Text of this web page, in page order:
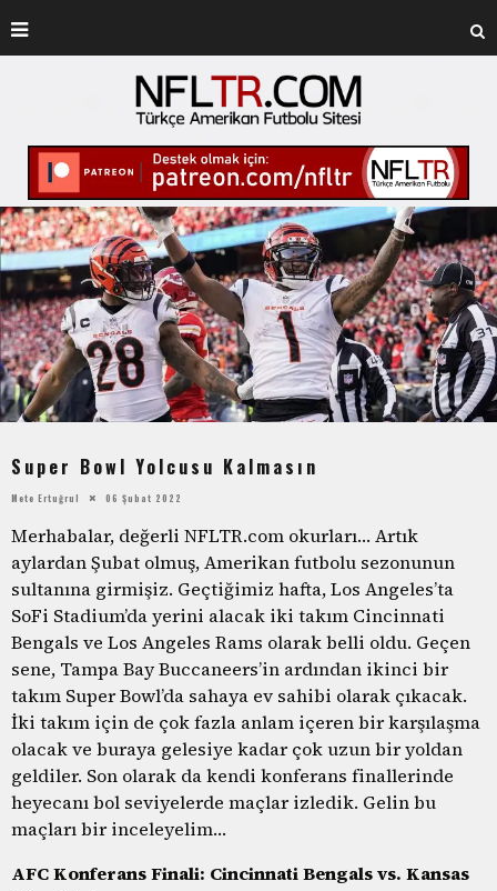
Super Bowl Yolcusu Kalmasın
Mete Ertuğrul 06 Şubat 2022
Merhabalar, değerli NFLTR.com okurları… Artık
aylardan Şubat olmuş, Amerikan futbolu sezonunun
sultanına girmişiz. Geçtiğimiz hafta, Los Angeles’ta
SoFi Stadium’da yerini alacak iki takım Cincinnati
Bengals ve Los Angeles Rams olarak belli oldu. Geçen
sene, Tampa Bay Buccaneers’in ardından ikinci bir
takım Super Bowl’da sahaya ev sahibi olarak çıkacak.
İki takım için de çok fazla anlam içeren bir karşılaşma
olacak ve buraya gelesiye kadar çok uzun bir yoldan
geldiler. Son olarak da kendi konferans finallerinde
heyecanı bol seviyelerde maçlar izledik. Gelin bu
maçları bir inceleyelim…
AFC Konferans Finali: Cincinnati Bengals vs. Kansas